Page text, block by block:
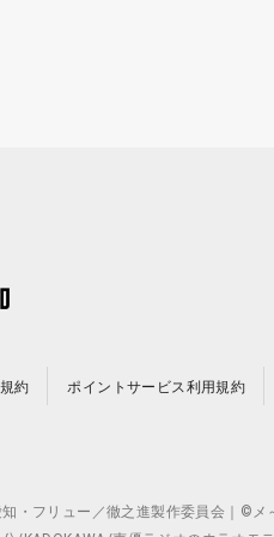
約 ポイントサービス利用規約
フリュー／徹之進製作委員会｜©メ